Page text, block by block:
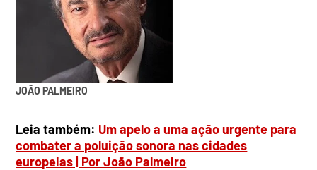
JOÃO PALMEIRO
Leia também: Um apelo a uma ação urgente para
combater a poluição sonora nas cidades
europeias | Por João Palmeiro